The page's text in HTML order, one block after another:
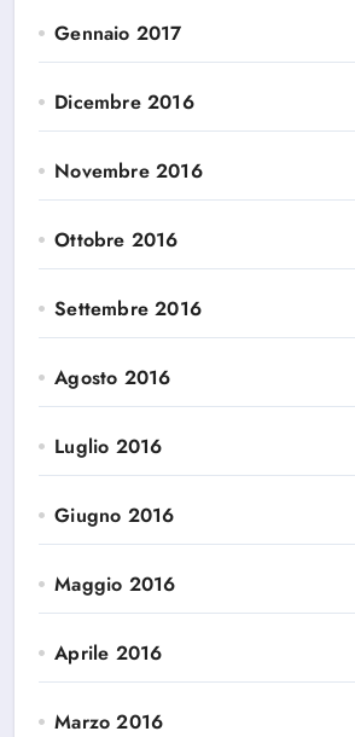
Gennaio 2017
Dicembre 2016
Novembre 2016
Ottobre 2016
Settembre 2016
Agosto 2016
Luglio 2016
Giugno 2016
Maggio 2016
Aprile 2016
Marzo 2016